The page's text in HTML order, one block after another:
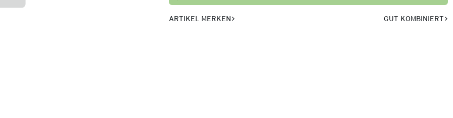
ARTIKEL MERKEN GUT KOMBINIERT